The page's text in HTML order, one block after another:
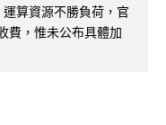
算資源不勝負荷，官
費，惟未公布具體加